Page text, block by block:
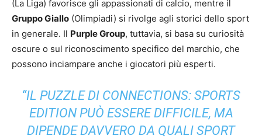
(La Liga) favorisce gli appassionati di calcio, mentre il
Gruppo Giallo (Olimpiadi) si rivolge agli storici dello sport
in generale. Il Purple Group, tuttavia, si basa su curiosità
oscure o sul riconoscimento specifico del marchio, che
possono inciampare anche i giocatori più esperti.
“IL PUZZLE DI CONNECTIONS: SPORTS
EDITION PUÒ ESSERE DIFFICILE, MA
DIPENDE DAVVERO DA QUALI SPORT